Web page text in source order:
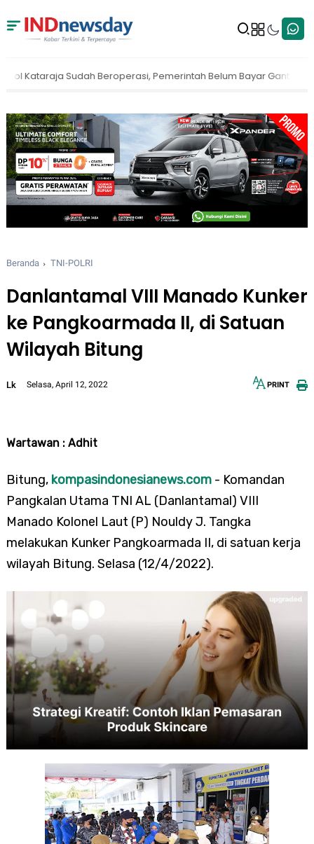
Pemerintah Belum Bayar Ganti Rugi Penertiban Hutan
Beranda TNI-POLRI
Danlantamal VIII Manado Kunker
ke Pangkoarmada II, di Satuan
Wilayah Bitung
Lk Selasa, April 12, 2022 PRINT
Wartawan : Adhit
Bitung, kompasindonesianews.com- Komandan
Pangkalan Utama TNI AL (Danlantamal) VIII
Manado Kolonel Laut (P) Nouldy J. Tangka
melakukan Kunker Pangkoarmada II, di satuan kerja
wilayah Bitung. Selasa (12/4/2022).